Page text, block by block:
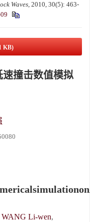
Waves, 2010, 30(5): 463-
KB)
撞击数值模拟
WANG Li-wen,